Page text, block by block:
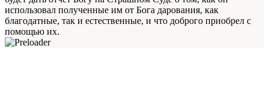
использовал полученные им от Бога дарования, как
благодатные, так и естественные, и что доброго приобрел с
помощью их.